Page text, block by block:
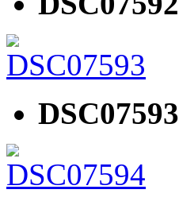
DSC07593